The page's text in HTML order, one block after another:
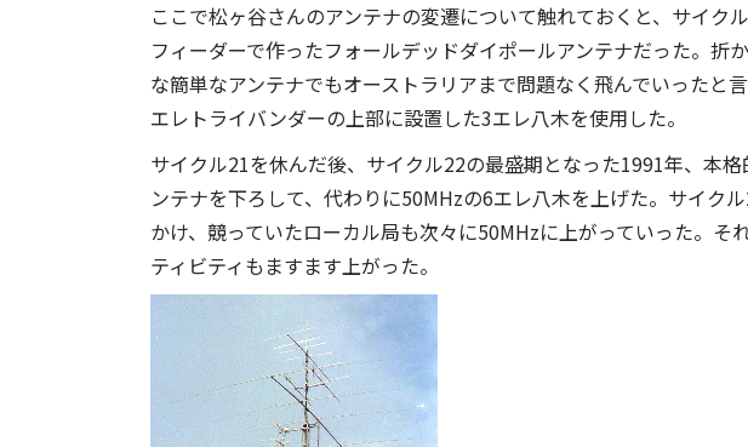
ここで松ヶ谷さんのアンテナの変遷について触れておくと、サイク
フィーダーで作ったフォールデッドダイポールアンテナだった。折
な簡単なアンテナでもオーストラリアまで問題なく飛んでいったと
エレトライバンダーの上部に設置した3エレ八木を使用した。
サイクル21を休んだ後、サイクル22の最盛期となった1991年、本
ンテナを下ろして、代わりに50MHzの6エレ八木を上げた。サイク
かけ、競っていたローカル局も次々に50MHzに上がっていった。そ
ティビティもますます上がった。